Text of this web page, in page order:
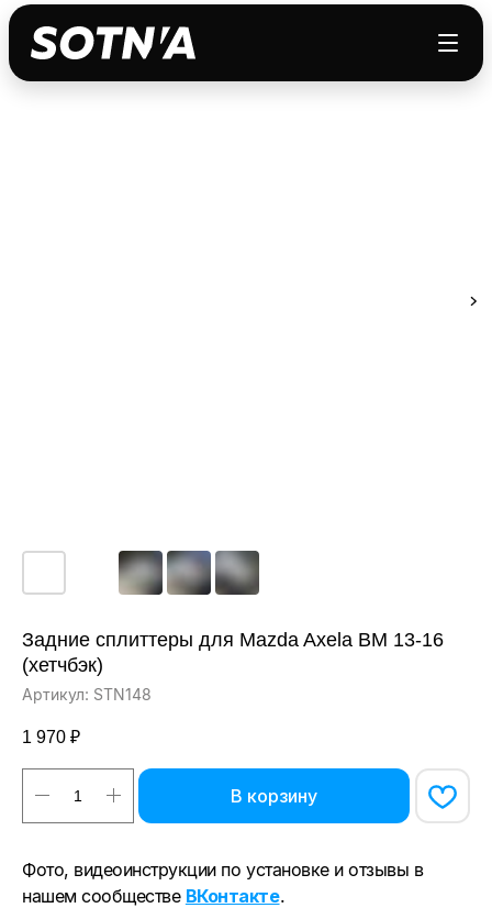
Задние сплиттеры для Mazda Axela BM 13-16
(хетчбэк)
Артикул: STN148
1 970 ₽
В корзину
Фото, видеоинструкции по установке и отзывы в
нашем сообществе ВКонтакте.